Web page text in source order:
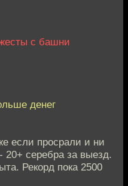
с башни
денег
если просрали и ни
20+ серебра за выезд.
Рекорд пока 2500